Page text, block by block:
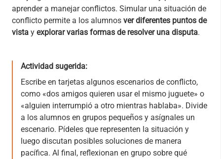
aprender a manejar conflictos. Simular una situación de
conflicto permite a los alumnos ver diferentes puntos de
vista y explorar varias formas de resolver una disputa.
Actividad sugerida:
Escribe en tarjetas algunos escenarios de conflicto,
como «dos amigos quieren usar el mismo juguete» o
«alguien interrumpió a otro mientras hablaba». Divide
a los alumnos en grupos pequeños y asígnales un
escenario. Pídeles que representen la situación y
luego discutan posibles soluciones de manera
pacífica. Al final, reflexionan en grupo sobre qué